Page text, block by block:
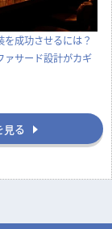
を成功させるには？
ァサード設計がカギ
見る